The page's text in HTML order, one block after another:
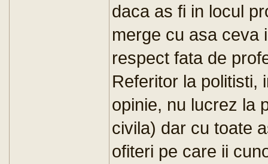
daca as fi in locul
merge cu asa ceva
respect fata de
Referitor la politisti,
opinie, nu lucrez la
civila) dar cu toate
ofiteri pe care ii